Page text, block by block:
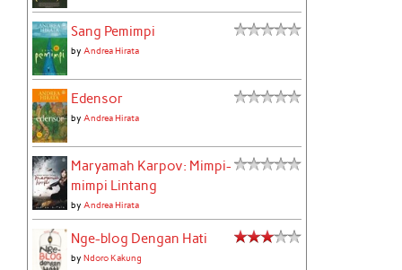
Sang Pemimpi
byAndrea Hirata
Edensor
byAndrea Hirata
Maryamah Karpov: Mimpi-
mimpi Lintang
byAndrea Hirata
Nge-blog Dengan Hati
byNdoro Kakung